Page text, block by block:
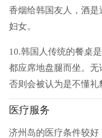
香烟给韩国友人，酒
妇女。
10.韩国人传统的餐桌
都应席地盘腿而坐。无
否则会被认为是不懂礼
医疗服务
济州岛的医疗条件较好